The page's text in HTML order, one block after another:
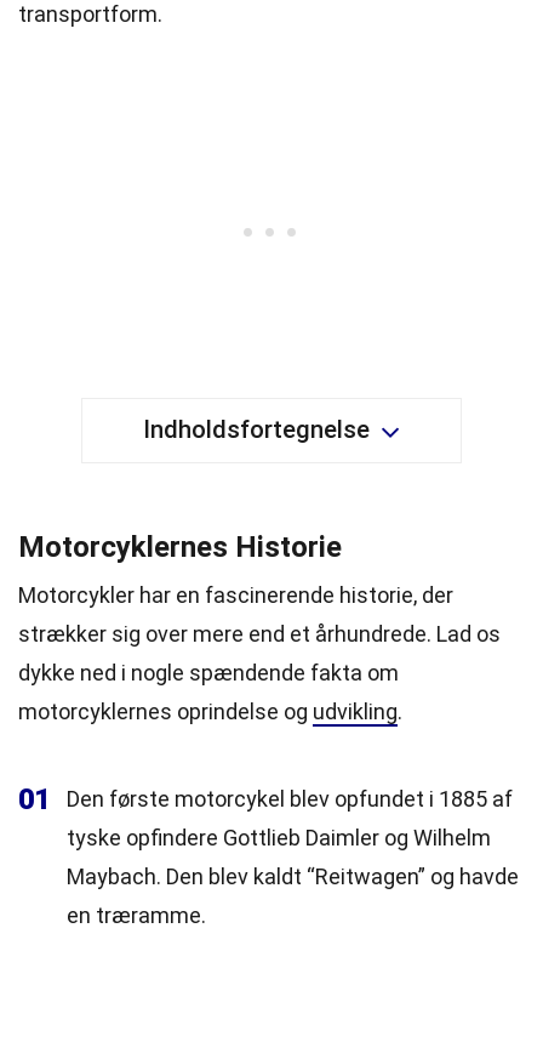
transportform.
Indholdsfortegnelse
Motorcyklernes Historie
Motorcykler har en fascinerende historie, der
strækker sig over mere end et århundrede. Lad os
dykke ned i nogle spændende fakta om
motorcyklernes oprindelse og udvikling.
01
Den første motorcykel blev opfundet i 1885 af
tyske opfindere Gottlieb Daimler og Wilhelm
Maybach. Den blev kaldt “Reitwagen” og havde
en træramme.